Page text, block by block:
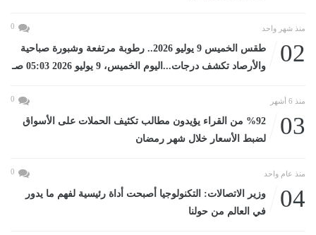
منذ شهر واحد 0
02
طقس الخميس 9 يوليو 2026.. رطوبة مرتفعة وشبورة صباحية
والأرصاد تكشف درجات...اليوم الخميس، 9 يوليو 2026 05:03 صـ
منذ 6 أشهر 0
03
%92 من القراء يؤيدون مطالب تكثيف الحملات على الأسواق
لضبط الأسعار خلال شهر رمضان
منذ عام واحد 0
04
وزير الاتصالات: التكنولوجيا أصبحت أداة رئيسية لفهم ما يدور
في العالم من حولنا